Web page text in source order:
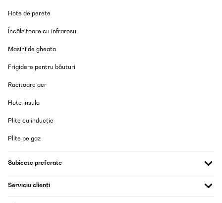
Hote de perete
Încălzitoare cu infraroșu
Masini de gheata
Frigidere pentru băuturi
Racitoare aer
Hote insula
Plite cu inducție
Plite pe gaz
Subiecte preferate
Serviciu clienți